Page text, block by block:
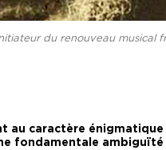
du renouveau musical
au caractère énigmatique
fondamentale